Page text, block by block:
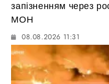
запізненням через
МОН
08.08.2026 11:31